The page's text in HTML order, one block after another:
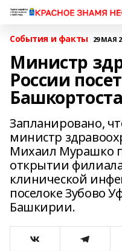
События и факты 29 МАЯ
Министр
России
Запланировано,
министр
Михаил Мурашко
открытии
клинической
поселоке Зубово
Башкирии.